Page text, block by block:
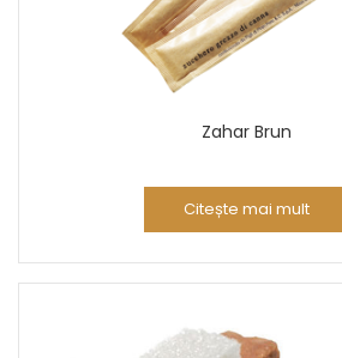
Zahar Brun
Citește mai mult